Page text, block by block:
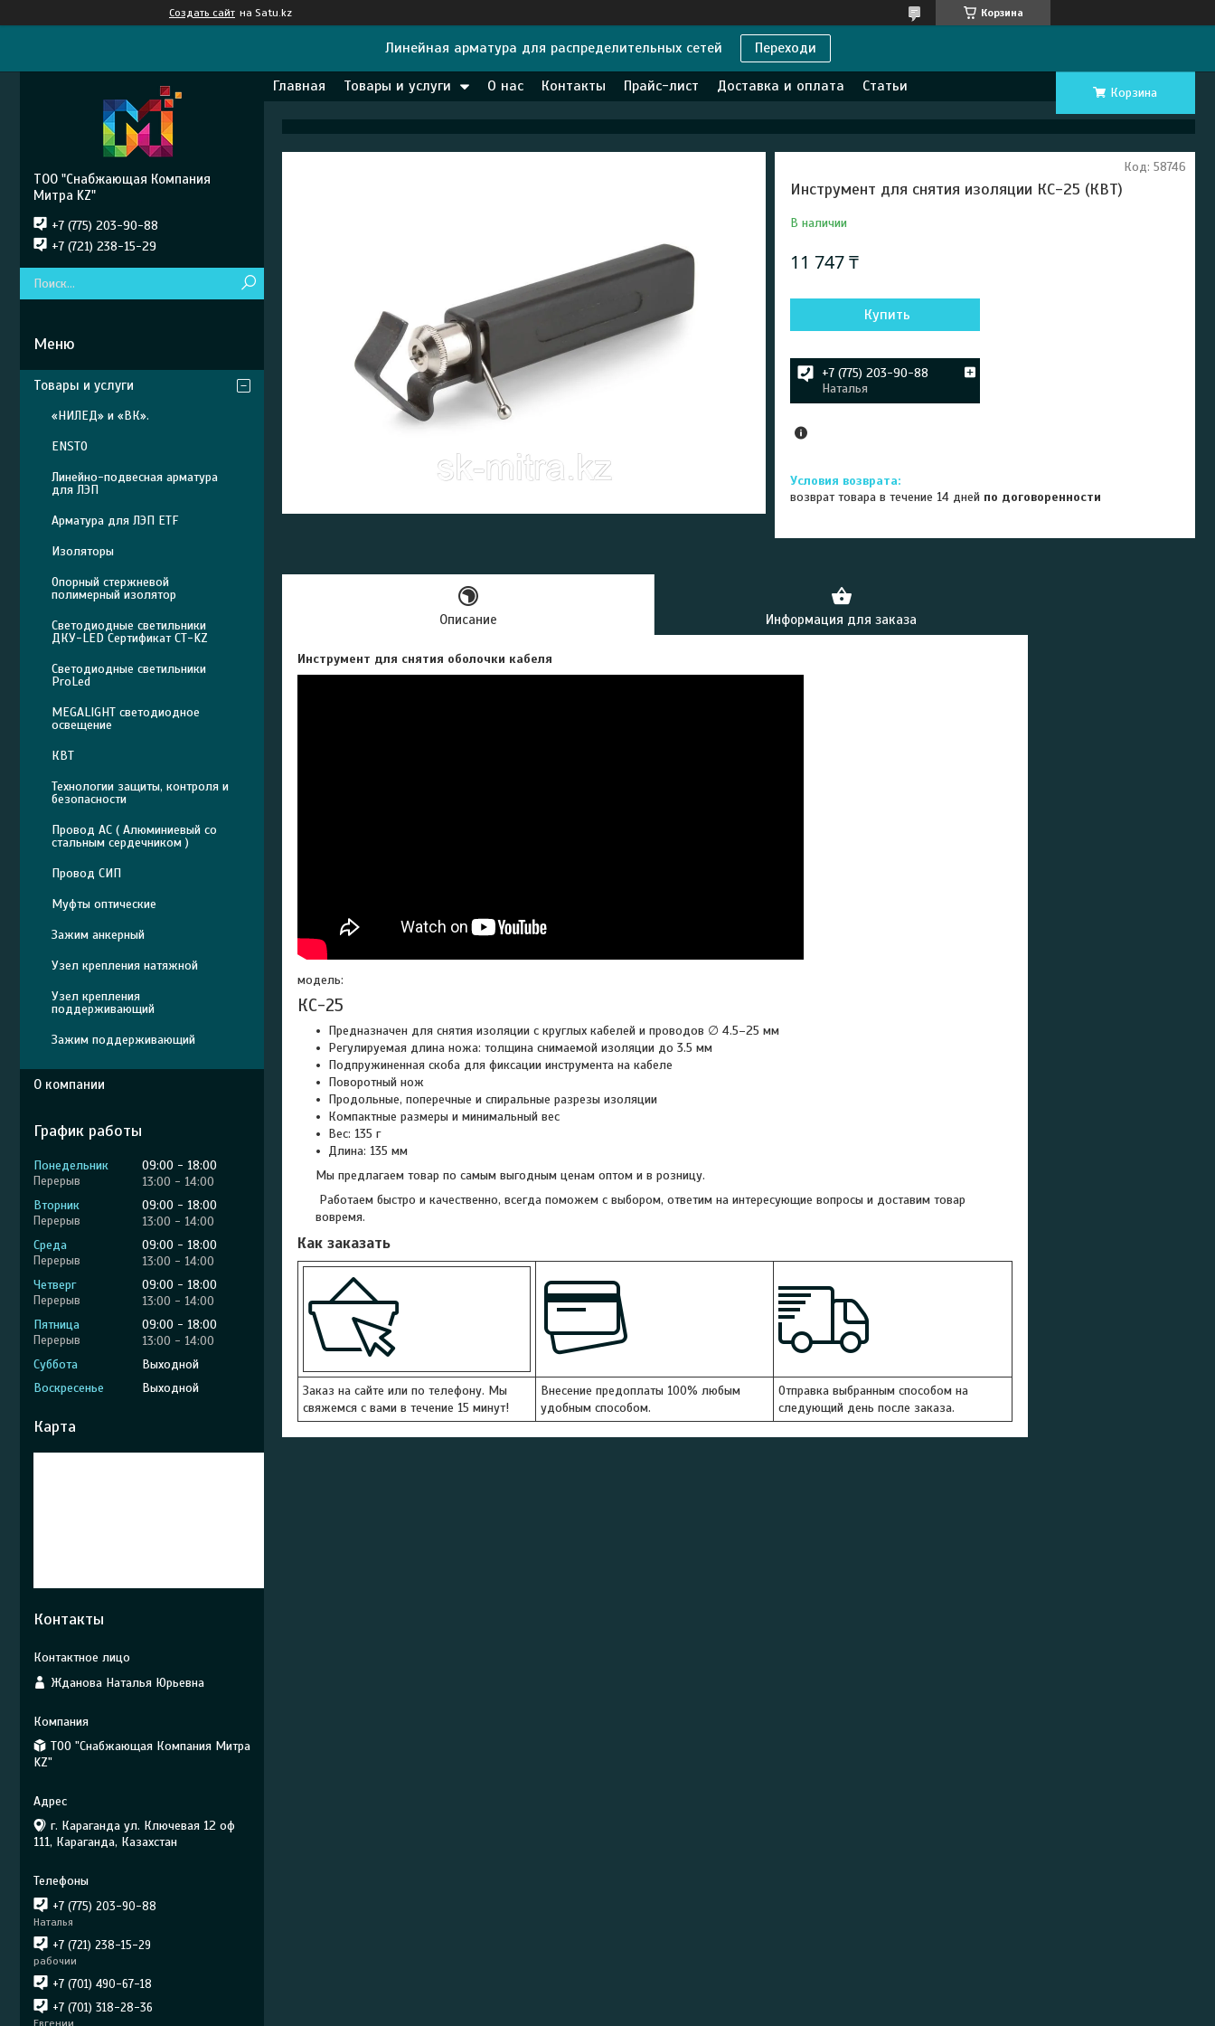
Создать сайт на Satu.kz Корзина
Линейная арматура для распределительных сетей Переходи
Главная Товары и услуги О нас Контакты Прайс-лист Доставка и оплата Статьи Корзина
Инструмент для снятия изоляции КС-25 (КВТ)
В наличии
Код: 58746
11 747 ₸
Купить
+7 (775) 203-90-88
Наталья
возврат товара в течение 14 дней по договоренности
Описание Информация для заказа
Инструмент для снятия оболочки кабеля
модель:
КС-25
Предназначен для снятия изоляции с круглых кабелей и проводов ∅ 4.5–25 мм
Регулируемая длина ножа: толщина снимаемой изоляции до 3.5 мм
Подпружиненная скоба для фиксации инструмента на кабеле
Поворотный нож
Продольные, поперечные и спиральные разрезы изоляции
Компактные размеры и минимальный вес
Вес: 135 г
Длина: 135 мм
Мы предлагаем товар по самым выгодным ценам оптом и в розницу.
Работаем быстро и качественно, всегда поможем с выбором, ответим на интересующие вопросы и доставим товар
вовремя.
Как заказать
Заказ на сайте или по телефону. Мы
свяжемся с вами в течение 15 минут!
Внесение предоплаты 100% любым
удобным способом.
Отправка выбранным способом на
следующий день после заказа.
ТОО "Снабжающая Компания
Митра KZ"
+7 (775) 203-90-88
+7 (721) 238-15-29
Товары и услуги
«НИЛЕД» и «ВК».
ENSTO
Линейно-подвесная арматура
для ЛЭП
Арматура для ЛЭП ETF
Изоляторы
Опорный стержневой
полимерный изолятор
Светодиодные светильники
ДКУ-LED Сертификат СТ-KZ
Светодиодные светильники
ProLed
MEGALIGHT светодиодное
освещение
КВТ
Технологии защиты, контроля и
безопасности
Провод АС ( Алюминиевый со
стальным сердечником )
Провод СИП
Муфты оптические
Зажим анкерный
Узел крепления натяжной
Узел крепления
поддерживающий
Зажим поддерживающий
О компании
График работы
Понедельник 09:00
18:00
13:00
14:00
Вторник
09:00
18:00
13:00
14:00
Среда
09:00
18:00
13:00
14:00
Четверг
09:00
18:00
13:00
14:00
Пятница
09:00
18:00
13:00
14:00
Суббота
Выходной
Воскресенье
Выходной
Карта
Контакты
Жданова Наталья Юрьевна
ТОО "Снабжающая Компания Митра
KZ"
г. Караганда ул. Ключевая 12 оф
111, Караганда, Казахстан
+7 (775) 203-90-88
Наталья
+7 (721) 238-15-29
рабочии
+7 (701) 490-67-18
+7 (701) 318-28-36
Евгении